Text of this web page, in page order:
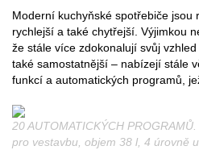
Moderní kuchyňské spotřebiče jsou
rychlejší a také chytřejší. Výjimkou
že stále více zdokonalují svůj
také samostatnější – nabízejí stále
funkcí a automatických programů,
20 AUTOMATICKÝCH
pro vestavbu, objem 38 l, 4 úrovně